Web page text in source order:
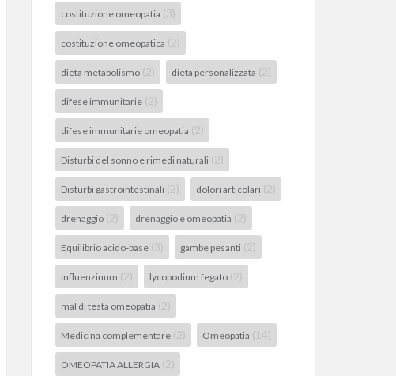
costituzione omeopatia (3)
costituzione omeopatica (2)
dieta metabolismo (2) dieta personalizzata (2)
difese immunitarie (2)
difese immunitarie omeopatia (2)
Disturbi del sonno e rimedi naturali (2)
Disturbi gastrointestinali (2) dolori articolari (2)
drenaggio (2) drenaggio e omeopatia (2)
Equilibrio acido-base (3) gambe pesanti (2)
influenzinum (2) lycopodium fegato (2)
mal di testa omeopatia (2)
Medicina complementare (2) Omeopatia (14)
OMEOPATIA ALLERGIA (2)